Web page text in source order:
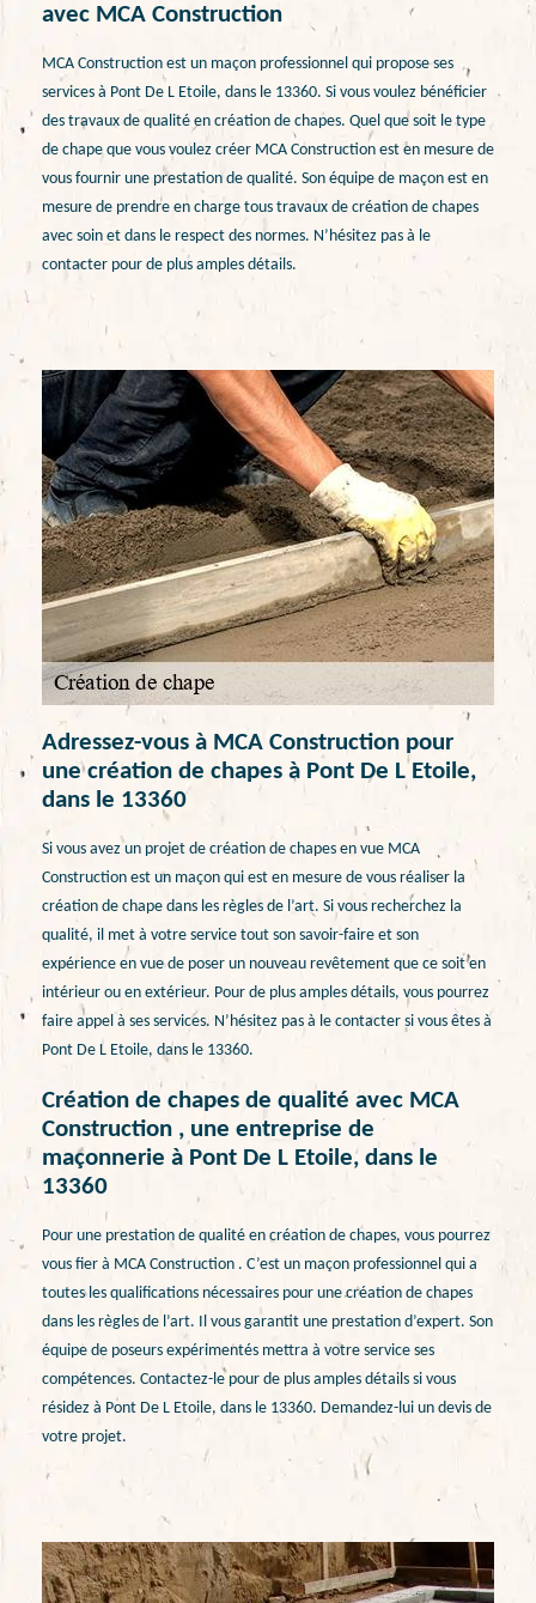
avec MCA Construction
MCA Construction est un maçon professionnel qui propose ses
services à Pont De L Etoile, dans le 13360. Si vous voulez bénéficier
des travaux de qualité en création de chapes. Quel que soit le type
de chape que vous voulez créer MCA Construction est en mesure de
vous fournir une prestation de qualité. Son équipe de maçon est en
mesure de prendre en charge tous travaux de création de chapes
avec soin et dans le respect des normes. N’hésitez pas à le
contacter pour de plus amples détails.
Adressez-vous à MCA Construction pour
une création de chapes à Pont De L Etoile,
dans le 13360
Si vous avez un projet de création de chapes en vue MCA
Construction est un maçon qui est en mesure de vous réaliser la
création de chape dans les règles de l’art. Si vous recherchez la
qualité, il met à votre service tout son savoir-faire et son
expérience en vue de poser un nouveau revêtement que ce soit en
intérieur ou en extérieur. Pour de plus amples détails, vous pourrez
faire appel à ses services. N’hésitez pas à le contacter si vous êtes à
Pont De L Etoile, dans le 13360.
Création de chapes de qualité avec MCA
Construction , une entreprise de
maçonnerie à Pont De L Etoile, dans le
13360
Pour une prestation de qualité en création de chapes, vous pourrez
vous fier à MCA Construction . C’est un maçon professionnel qui a
toutes les qualifications nécessaires pour une création de chapes
dans les règles de l’art. Il vous garantit une prestation d’expert. Son
équipe de poseurs expérimentés mettra à votre service ses
compétences. Contactez-le pour de plus amples détails si vous
résidez à Pont De L Etoile, dans le 13360. Demandez-lui un devis de
votre projet.